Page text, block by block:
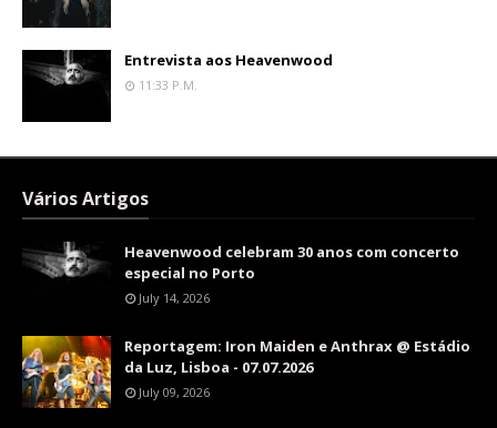
Entrevista aos Heavenwood
11:33 P.m.
Vários Artigos
Heavenwood celebram 30 anos com concerto
especial no Porto
July 14, 2026
Reportagem: Iron Maiden e Anthrax @ Estádio
da Luz, Lisboa - 07.07.2026
July 09, 2026